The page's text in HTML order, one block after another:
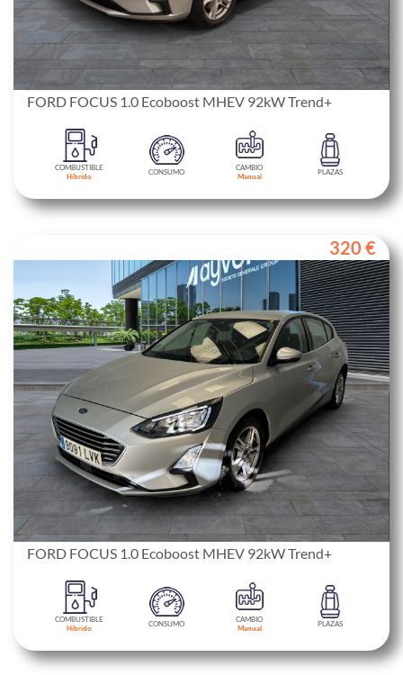
FORD FOCUS 1.0 Ecoboost MHEV 92kW Trend+
COMBUSTIBLE
Híbrido
CONSUMO
CAMBIO
Manual
PLAZAS
320 €
FORD FOCUS 1.0 Ecoboost MHEV 92kW Trend+
COMBUSTIBLE
Híbrido
CONSUMO
CAMBIO
Manual
PLAZAS